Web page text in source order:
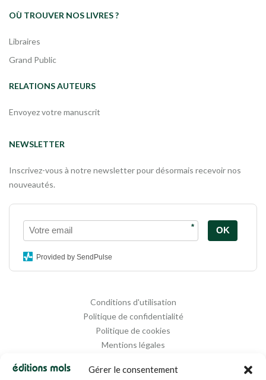
Gérer le consentement
OÙ TROUVER NOS LIVRES ?
Libraires
Grand Public
RELATIONS AUTEURS
Envoyez votre manuscrit
NEWSLETTER
Inscrivez-vous à notre newsletter pour désormais recevoir nos
nouveautés.
* OK
Provided by SendPulse
Conditions d'utilisation
Politique de confidentialité
Politique de cookies
Mentions légales